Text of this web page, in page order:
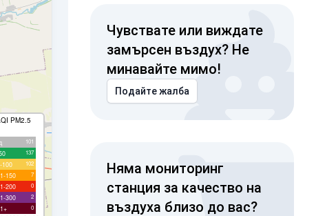
PM2.5
101
137
100 102
150 7
200 0
300 2
0
Чувствате или виждате
замърсен въздух? Не
минавайте мимо!
Подайте жалба
Няма мониторинг
станция за качество на
въздуха близо до вас?